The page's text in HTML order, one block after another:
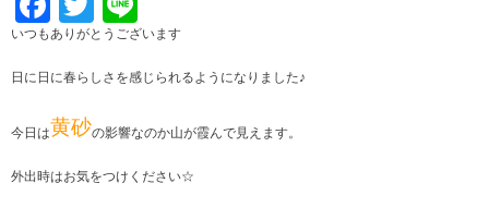
いつもありがとうございます
日に日に春らしさを感じられるようになりました♪
今日は黄砂の影響なのか山が霞んで見えます。
外出時はお気をつけください☆